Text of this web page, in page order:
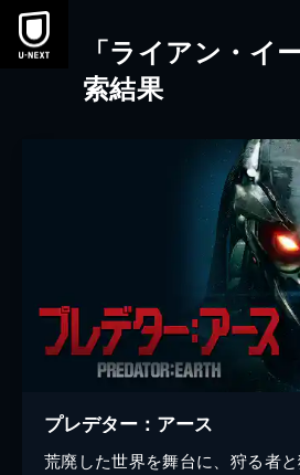
本文へスキップ
「ライアン・イ
索結果
プレデター：アース
荒廃した世界を舞台に、狩る者